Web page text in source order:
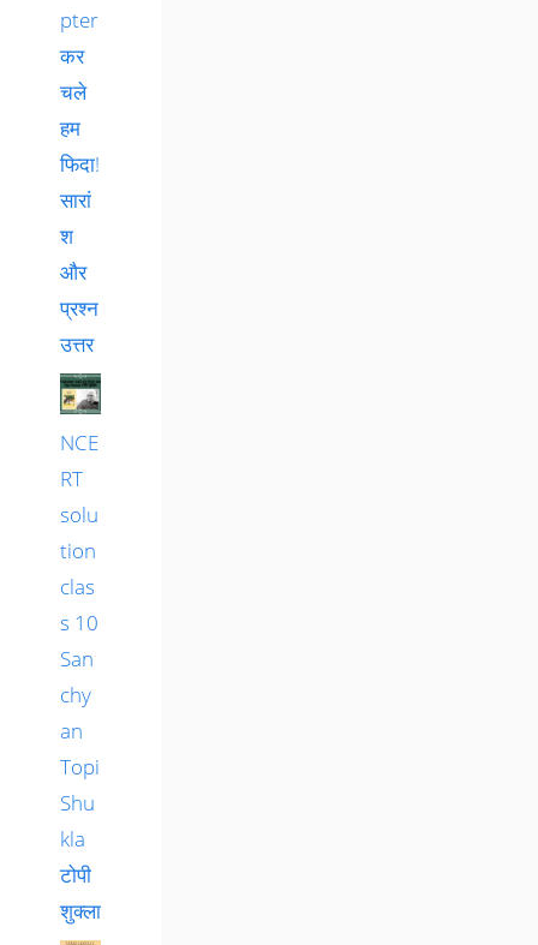
pter
कर
चले
हम
फिदा!
सारां
श
और
प्रश्न
उत्तर
NCE
RT
solu
tion
clas
s 10
San
chy
an
Topi
Shu
kla
टोपी
शुक्ला